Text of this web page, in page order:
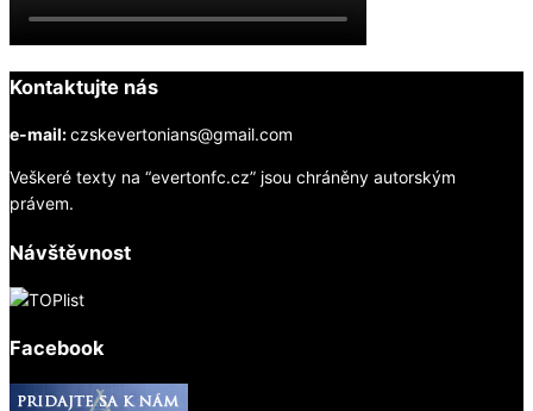
Kontaktujte nás
e-mail:czskevertonians@gmail.com
Veškeré texty na “evertonfc.cz” jsou chráněny autorským
právem.
Návštěvnost
Facebook